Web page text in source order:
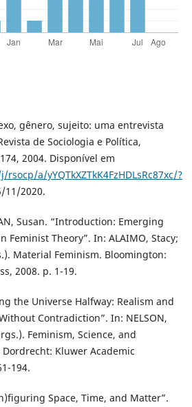
gênero, sujeito: uma entrevista
de Sociologia e Política,
2004. Disponível em
a/yYQTkXZTkK4FzHDLsRc87xc/?
11/2020.
Susan. “Introduction: Emerging
Feminist Theory”. In: ALAIMO, Stacy;
Material Feminism. Bloomington:
2008. p. 1-19.
the Universe Halfway: Realism and
Contradiction”. In: NELSON,
Feminism, Science, and
Kluwer Academic
194.
Space, Time, and Matter”.